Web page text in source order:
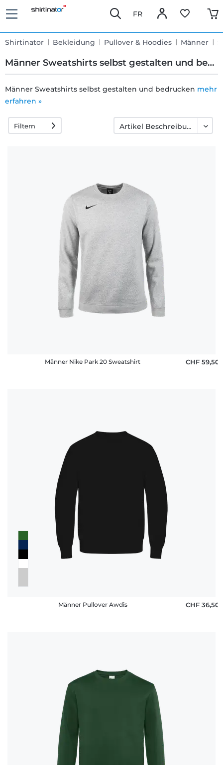
FR
Shirtinator Bekleidung Pullover & Hoodies Männer
Männer Sweatshirts selbst gestalten und bedrucken
Schnelle
Lieferung
Rückgaberecht
Männer Sweatshirts selbst gestalten und bedrucken mehr
erfahren »
Filtern
Männer Nike Park 20 Sweatshirt CHF 59,50
Männer Pullover Awdis CHF 36,50